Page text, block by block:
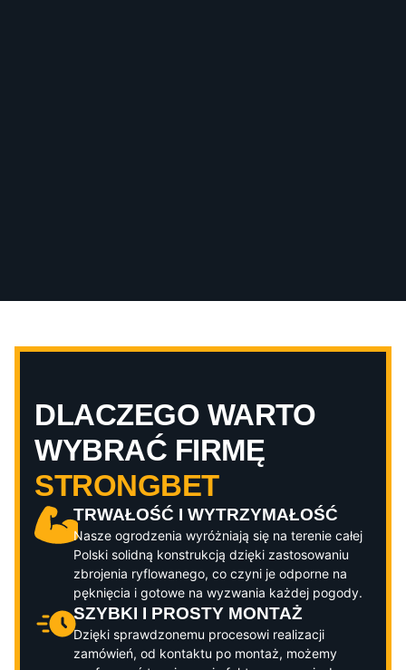
DLACZEGO WARTO
WYBRAĆ FIRMĘ
STRONGBET
TRWAŁOŚĆ I WYTRZYMAŁOŚĆ
Nasze ogrodzenia wyróżniają się na terenie całej
Polski solidną konstrukcją dzięki zastosowaniu
zbrojenia ryflowanego, co czyni je odporne na
pęknięcia i gotowe na wyzwania każdej pogody.
SZYBKI I PROSTY MONTAŻ
Dzięki sprawdzonemu procesowi realizacji
zamówień, od kontaktu po montaż, możemy